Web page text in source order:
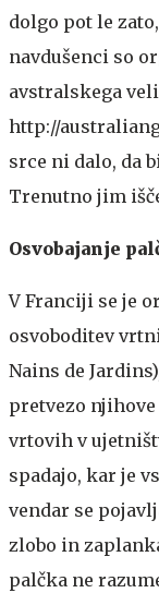
dolgo pot le
navdušenci so
avstralskega
http://
srce ni dalo, da
Trenutno jim
Osvobajanje
V Franciji se je
osvoboditev
Nains de
pretvezo
vrtovih v
spadajo, kar je
vendar se
zlobo in
palčka ne